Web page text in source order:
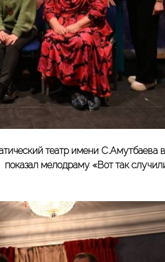
театр имени С.Амутбаева
мелодраму «Вот так